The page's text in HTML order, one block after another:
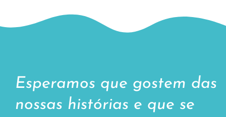
Esperamos que gostem das
nossas histórias e que se